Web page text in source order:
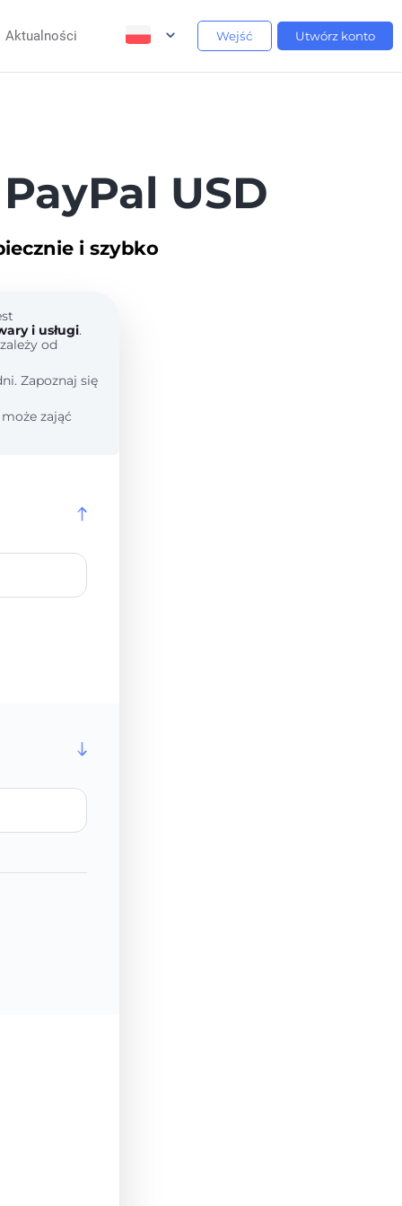
Aktualności Wejść Utwórz konto
USD
i szybko
i usługi.
od
Zapoznaj się
zająć